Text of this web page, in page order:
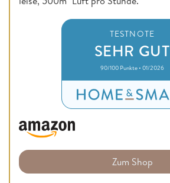
TESTNOTE
SEHR GUT
90/100 Punkte • 01/2026
Zum Shop